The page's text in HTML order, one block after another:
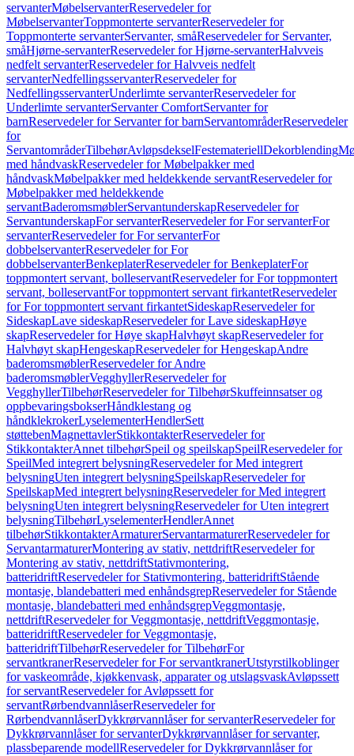
servanterMøbelservanterReservedeler for
MøbelservanterToppmonterte servanterReservedeler for
Toppmonterte servanterServanter, småReservedeler for Servanter,
småHjørne-servanterReservedeler for Hjørne-servanterHalvveis
nedfelt servanterReservedeler for Halvveis nedfelt
servanterNedfellingsservanterReservedeler for
NedfellingsservanterUnderlimte servanterReservedeler for
Underlimte servanterServanter ComfortServanter for
barnReservedeler for Servanter for barnServantområderReservedeler
for
ServantområderTilbehørAvløpsdekselFestemateriellDekorblending
med håndvaskReservedeler for Møbelpakker med
håndvaskMøbelpakker med heldekkende servantReservedeler for
Møbelpakker med heldekkende
servantBaderomsmøblerServantunderskapReservedeler for
ServantunderskapFor servanterReservedeler for For servanterFor
servanterReservedeler for For servanterFor
dobbelservanterReservedeler for For
dobbelservanterBenkeplaterReservedeler for BenkeplaterFor
toppmontert servant, bolleservantReservedeler for For toppmontert
servant, bolleservantFor toppmontert servant firkantetReservedeler
for For toppmontert servant firkantetSideskapReservedeler for
SideskapLave sideskapReservedeler for Lave sideskapHøye
skapReservedeler for Høye skapHalvhøyt skapReservedeler for
Halvhøyt skapHengeskapReservedeler for HengeskapAndre
baderomsmøblerReservedeler for Andre
baderomsmøblerVegghyllerReservedeler for
VegghyllerTilbehørReservedeler for TilbehørSkuffeinnsatser og
oppbevaringsbokserHåndklestang og
håndklekrokerLyselementerHendlerSett
støttebenMagnettavlerStikkontakterReservedeler for
StikkontakterAnnet tilbehørSpeil og speilskapSpeilReservedeler for
SpeilMed integrert belysningReservedeler for Med integrert
belysningUten integrert belysningSpeilskapReservedeler for
SpeilskapMed integrert belysningReservedeler for Med integrert
belysningUten integrert belysningReservedeler for Uten integrert
belysningTilbehørLyselementerHendlerAnnet
tilbehørStikkontakterArmaturerServantarmaturerReservedeler for
ServantarmaturerMontering av stativ, nettdriftReservedeler for
Montering av stativ, nettdriftStativmontering,
batteridriftReservedeler for Stativmontering, batteridriftStående
montasje, blandebatteri med enhåndsgrepReservedeler for Stående
montasje, blandebatteri med enhåndsgrepVeggmontasje,
nettdriftReservedeler for Veggmontasje, nettdriftVeggmontasje,
batteridriftReservedeler for Veggmontasje,
batteridriftTilbehørReservedeler for TilbehørFor
servantkranerReservedeler for For servantkranerUtstyrstilkoblinger
for vaskeområde, kjøkkenvask, apparater og utslagsvaskAvløpssett
for servantReservedeler for Avløpssett for
servantRørbendvannlåserReservedeler for
RørbendvannlåserDykkrørvannlåser for servanterReservedeler for
Dykkrørvannlåser for servanterDykkrørvannlåser for servanter,
plassbeparende modellReservedeler for Dykkrørvannlåser for